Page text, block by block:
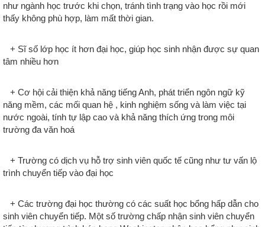
như ngành học trước khi chọn, tránh tình trạng vào học rồi mới
thấy không phù hợp, làm mất thời gian.
+ Sĩ số lớp học ít hơn đại học, giúp học sinh nhận được sự quan
tâm nhiều hơn
+ Cơ hội cải thiện khả năng tiếng Anh, phát triển ngôn ngữ kỹ
năng mềm, các mối quan hệ , kinh nghiệm sống và làm việc tại
nước ngoài, tính tự lập cao và khả năng thích ứng trong môi
trường đa văn hoá
+ Trường có dịch vụ hỗ trợ sinh viên quốc tế cũng như tư vấn lộ
trình chuyển tiếp vào đại học
+ Các trường đại học thường có các suất học bổng hấp dẫn cho
sinh viên chuyển tiếp. Một số trường chấp nhận sinh viên chuyển